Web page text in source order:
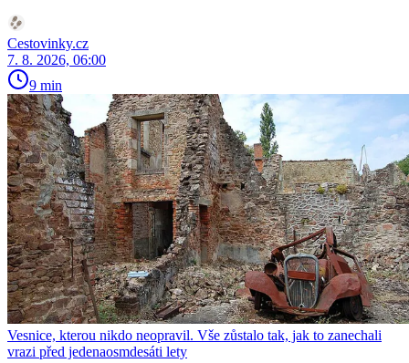
Cestovinky.cz
7. 8. 2026, 06:00
9 min
Vesnice, kterou nikdo neopravil. Vše zůstalo tak, jak to zanechali
vrazi před jedenaosmdesáti lety